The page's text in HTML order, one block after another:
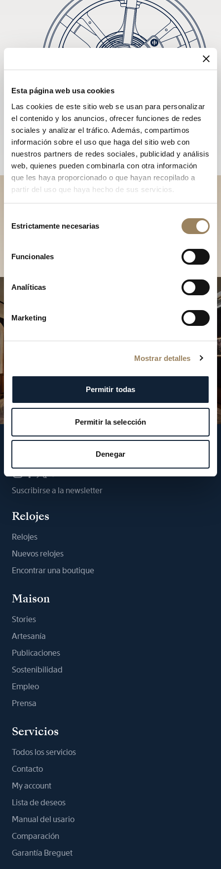
Esta página web usa cookies
Las cookies de este sitio web se usan para personalizar
el contenido y los anuncios, ofrecer funciones de redes
sociales y analizar el tráfico. Además, compartimos
información sobre el uso que haga del sitio web con
nuestros partners de redes sociales, publicidad y análisis
web, quienes pueden combinarla con otra información
que les haya proporcionado o que hayan recopilado a
partir del uso que haya hecho de sus servicios.
Estrictamente necesarias
Funcionales
Analíticas
Marketing
Mostrar detalles
Permitir todas
Permitir la selección
Denegar
Descubra nuestras
colecciones en boutique
Suscribirse a la newsletter
Relojes
Relojes
Nuevos relojes
Encontrar una boutique
Maison
Stories
Artesanía
Publicaciones
Sostenibilidad
Empleo
Prensa
Servicios
Todos los servicios
Contacto
My account
Lista de deseos
Manual del usario
Comparación
Garantía Breguet